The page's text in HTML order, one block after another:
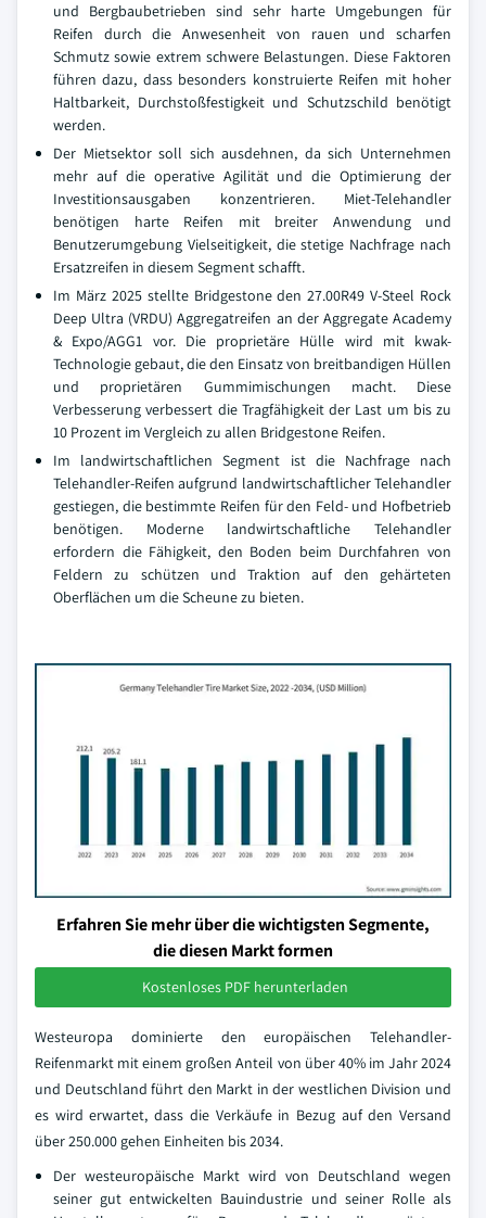
und Bergbaubetrieben sind sehr harte Umgebungen für
Reifen durch die Anwesenheit von rauen und scharfen
Schmutz sowie extrem schwere Belastungen. Diese Faktoren
führen dazu, dass besonders konstruierte Reifen mit hoher
Haltbarkeit, Durchstoßfestigkeit und Schutzschild benötigt
werden.
Der Mietsektor soll sich ausdehnen, da sich Unternehmen
mehr auf die operative Agilität und die Optimierung der
Investitionsausgaben konzentrieren. Miet-Telehandler
benötigen harte Reifen mit breiter Anwendung und
Benutzerumgebung Vielseitigkeit, die stetige Nachfrage nach
Ersatzreifen in diesem Segment schafft.
Im März 2025 stellte Bridgestone den 27.00R49 V-Steel Rock
Deep Ultra (VRDU) Aggregatreifen an der Aggregate Academy
& Expo/AGG1 vor. Die proprietäre Hülle wird mit kwak-
Technologie gebaut, die den Einsatz von breitbandigen Hüllen
und proprietären Gummimischungen macht. Diese
Verbesserung verbessert die Tragfähigkeit der Last um bis zu
10 Prozent im Vergleich zu allen Bridgestone Reifen.
Im landwirtschaftlichen Segment ist die Nachfrage nach
Telehandler-Reifen aufgrund landwirtschaftlicher Telehandler
gestiegen, die bestimmte Reifen für den Feld- und Hofbetrieb
benötigen. Moderne landwirtschaftliche Telehandler
erfordern die Fähigkeit, den Boden beim Durchfahren von
Feldern zu schützen und Traktion auf den gehärteten
Oberflächen um die Scheune zu bieten.
Erfahren Sie mehr über die wichtigsten Segmente,
die diesen Markt formen
Kostenloses PDF herunterladen
Westeuropa dominierte den europäischen Telehandler-
Reifenmarkt mit einem großen Anteil von über 40% im Jahr 2024
und Deutschland führt den Markt in der westlichen Division und
es wird erwartet, dass die Verkäufe in Bezug auf den Versand
über 250.000 gehen Einheiten bis 2034.
Der westeuropäische Markt wird von Deutschland wegen
seiner gut entwickelten Bauindustrie und seiner Rolle als